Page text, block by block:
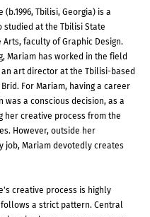
(b.1996, Tbilisi, Georgia) is a
studied at the Tbilisi State
Arts, faculty of Graphic Design.
Mariam has worked in the field
art director at the Tbilisi-based
For Mariam, having a career
was a conscious decision, as a
her creative process from the
However, outside her
job, Mariam devotedly creates
creative process is highly
a strict pattern. Central